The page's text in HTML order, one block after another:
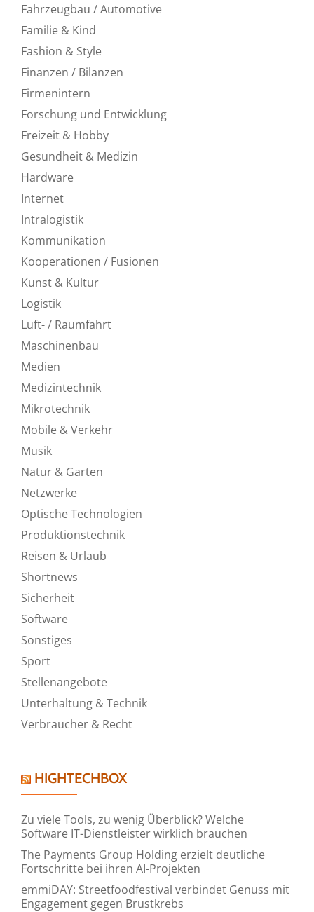
Fahrzeugbau / Automotive
Familie & Kind
Fashion & Style
Finanzen / Bilanzen
Firmenintern
Forschung und Entwicklung
Freizeit & Hobby
Gesundheit & Medizin
Hardware
Internet
Intralogistik
Kommunikation
Kooperationen / Fusionen
Kunst & Kultur
Logistik
Luft- / Raumfahrt
Maschinenbau
Medien
Medizintechnik
Mikrotechnik
Mobile & Verkehr
Musik
Natur & Garten
Netzwerke
Optische Technologien
Produktionstechnik
Reisen & Urlaub
Shortnews
Sicherheit
Software
Sonstiges
Sport
Stellenangebote
Unterhaltung & Technik
Verbraucher & Recht
HIGHTECHBOX
Zu viele Tools, zu wenig Überblick? Welche
Software IT-Dienstleister wirklich brauchen
The Payments Group Holding erzielt deutliche
Fortschritte bei ihren AI-Projekten
emmiDAY: Streetfoodfestival verbindet Genuss mit
Engagement gegen Brustkrebs